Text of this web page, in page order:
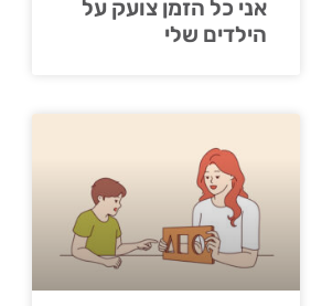
אני כל הזמן צועק על
הילדים שלי